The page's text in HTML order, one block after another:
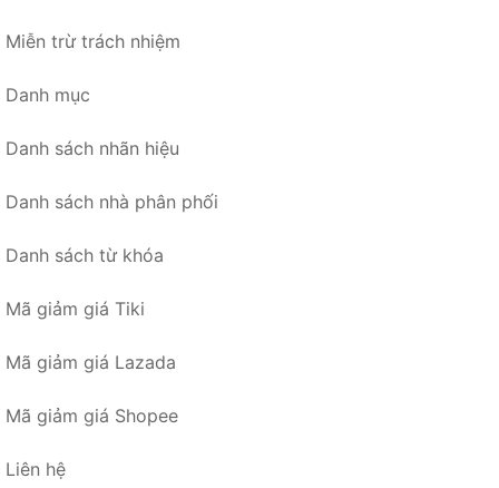
Miễn trừ trách nhiệm
Danh mục
Danh sách nhãn hiệu
Danh sách nhà phân phối
Danh sách từ khóa
Mã giảm giá Tiki
Mã giảm giá Lazada
Mã giảm giá Shopee
Liên hệ